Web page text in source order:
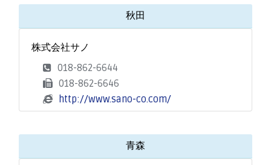
秋田
株式会社サノ
018-862-6644
018-862-6646
http://www.sano-co.com/
青森